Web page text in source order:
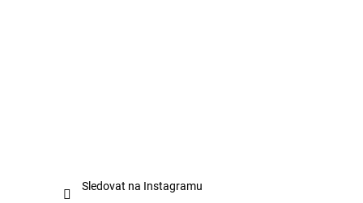
Sledovat na Instagramu